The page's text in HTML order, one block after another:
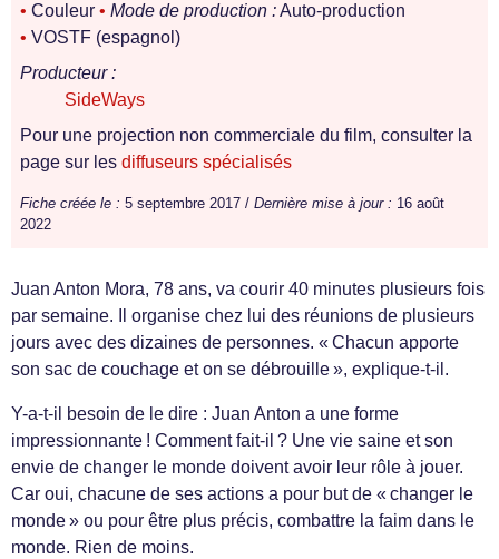
• Couleur • Mode de production :Auto-production
• VOSTF (espagnol)
Producteur :
SideWays
Pour une projection non commerciale du film, consulter la
page sur les diffuseurs spécialisés
Fiche créée le : 5 septembre 2017 / Dernière mise à jour : 16 août
2022
Juan Anton Mora, 78 ans, va courir 40 minutes plusieurs fois
par semaine. Il organise chez lui des réunions de plusieurs
jours avec des dizaines de personnes. « Chacun apporte
son sac de couchage et on se débrouille », explique-t-il.
Y-a-t-il besoin de le dire : Juan Anton a une forme
impressionnante ! Comment fait-il ? Une vie saine et son
envie de changer le monde doivent avoir leur rôle à jouer.
Car oui, chacune de ses actions a pour but de « changer le
monde » ou pour être plus précis, combattre la faim dans le
monde. Rien de moins.